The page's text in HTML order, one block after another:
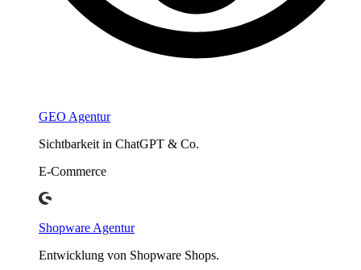
GEO Agentur
Sichtbarkeit in ChatGPT & Co.
E-Commerce
Shopware Agentur
Entwicklung von Shopware Shops.